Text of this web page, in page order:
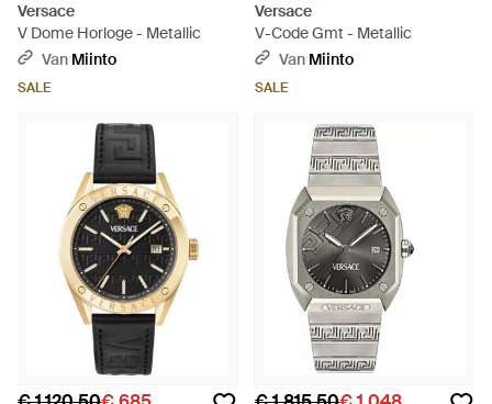
Versace
V Dome Horloge - Metallic
Van Miinto
SALE
Versace
V-Code Gmt - Metallic
Van Miinto
SALE